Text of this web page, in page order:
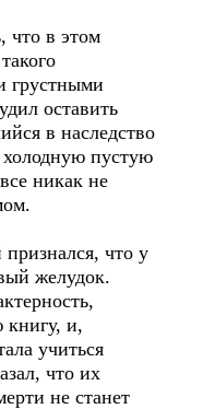
что в этом
грустными
оставить
в наследство
холодную пустую
никак не
что у
желудок.
книгу, и,
учиться
что их
не станет